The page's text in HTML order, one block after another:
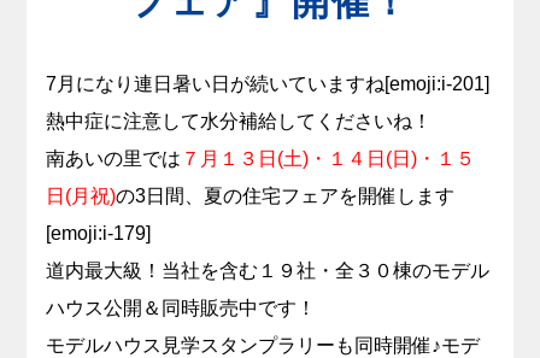
7月になり連日暑い日が続いていますね[emoji:i-201]
熱中症に注意して水分補給してくださいね！
南あいの里では ７月１３日(土)・１４日(日)・１５
日(月祝)の3日間、夏の住宅フェアを開催します
[emoji:i-179]
道内最大級！当社を含む１９社・全３０棟のモデル
ハウス公開＆同時販売中です！
モデルハウス見学スタンプラリーも同時開催♪モデ